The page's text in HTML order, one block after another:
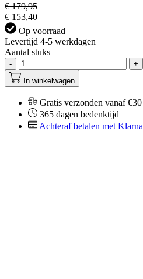
€ 179,95
€ 153,40
Op voorraad
Levertijd 4-5 werkdagen
Aantal stuks
-
+
In winkelwagen
Gratis verzonden vanaf €30
365 dagen bedenktijd
Achteraf betalen met Klarna